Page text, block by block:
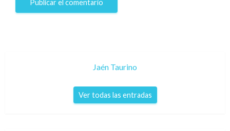
Jaén Taurino
Ver todas las entradas